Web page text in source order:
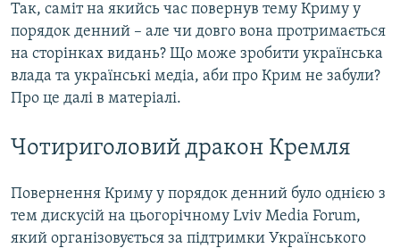
Так, саміт на якийсь час повернув тему Криму у
порядок денний – але чи довго вона протримається
на сторінках видань? Що може зробити українська
влада та українські медіа, аби про Крим не забули?
Про це далі в матеріалі.
Чотириголовий дракон Кремля
Повернення Криму у порядок денний було однією з
тем дискусій на цьогорічному Lviv Media Forum,
який організовується за підтримки Українського